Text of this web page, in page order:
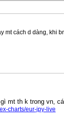
cách d dàng, khi
mt th k trong vn,
charts/eur-jpy-live